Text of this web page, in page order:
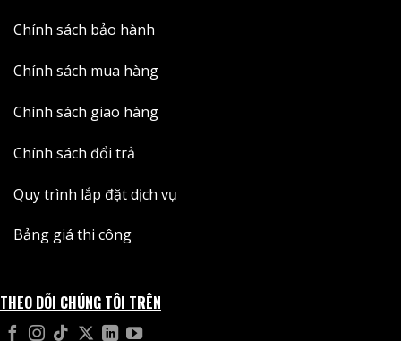
Chính sách bảo hành
Chính sách mua hàng
Chính sách giao hàng
Chính sách đổi trả
Quy trình lắp đặt dịch vụ
Bảng giá thi công
THEO DÕI CHÚNG TÔI TRÊN